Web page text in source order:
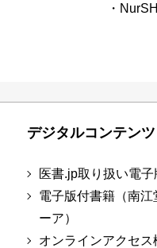
・
デジタルコンテンツ
医書.jp取り扱い電子
電子版付書籍（南江
ーア）
オンラインアクセス